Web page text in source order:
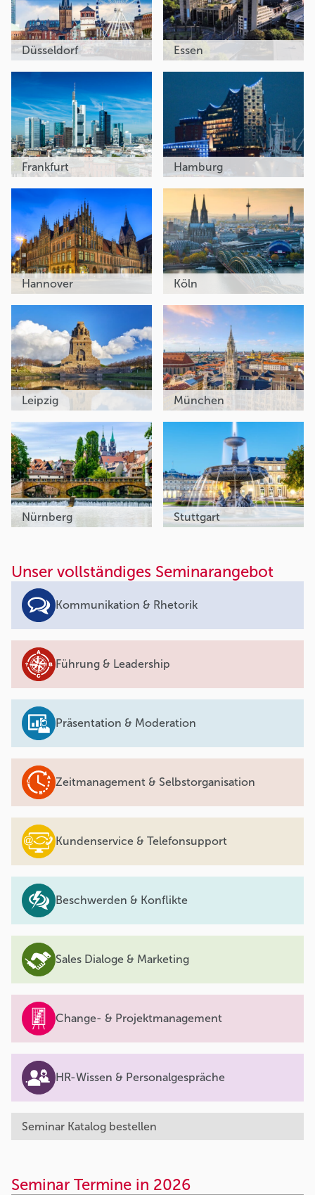
Unser vollständiges Seminarangebot
Kommunikation & Rhetorik
Führung & Leadership
Präsentation & Moderation
Zeitmanagement & Selbstorganisation
Kundenservice & Telefonsupport
Beschwerden & Konflikte
Sales Dialoge & Marketing
Change- & Projektmanagement
HR-Wissen & Personalgespräche
Seminar Katalog bestellen
Düsseldorf Essen
Frankfurt Hamburg
Hannover Köln
Leipzig München
Nürnberg Stuttgart
Seminar Termine in 2026